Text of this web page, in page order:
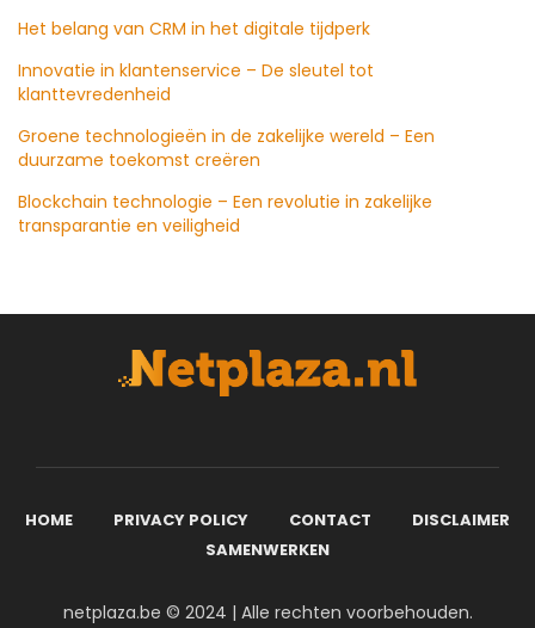
Het belang van CRM in het digitale tijdperk
Innovatie in klantenservice – De sleutel tot
klanttevredenheid
Groene technologieën in de zakelijke wereld – Een
duurzame toekomst creëren
Blockchain technologie – Een revolutie in zakelijke
transparantie en veiligheid
HOME PRIVACY POLICY CONTACT
DISCLAIMER
SAMENWERKEN
netplaza.be © 2024 | Alle rechten voorbehouden.